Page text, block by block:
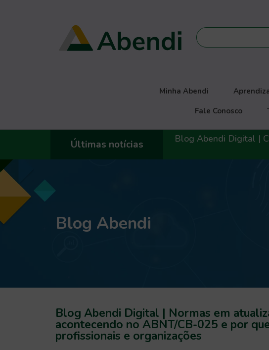
Minha Abendi
Fale Conosco
Últimas notícias
Blog Abendi Digital | Comissão de Materiais Resistentes à
empresas para fortalecer a
Blog Abendi
Blog Abendi Digital | Normas em
acontecendo no ABNT/CB-025 e por
profissionais e organizações